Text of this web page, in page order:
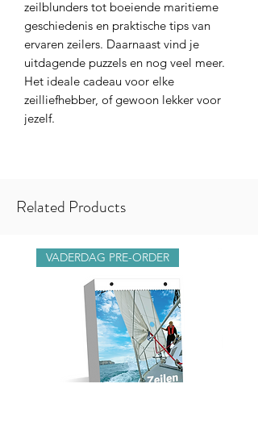
zeilblunders tot boeiende maritieme
geschiedenis en praktische tips van
ervaren zeilers. Daarnaast vind je
uitdagende puzzels en nog veel meer.
Het ideale cadeau voor elke
zeilliefhebber, of gewoon lekker voor
jezelf.
Related Products
VADERDAG PRE-ORDER